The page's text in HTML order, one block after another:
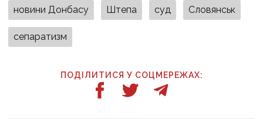
новини Донбасу Штепа суд Словянськ
сепаратизм
ПОДІЛИТИСЯ У СОЦМЕРЕЖАХ: